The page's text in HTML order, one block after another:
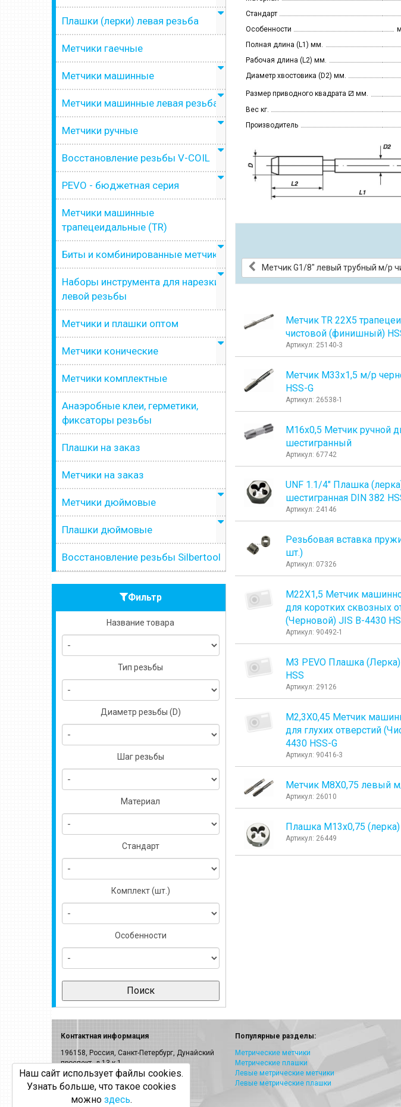
Плашки (лерки) левая резьба
Метчики гаечные
Метчики машинные
Метчики машинные левая резьба
Метчики ручные
Восстановление резьбы V-COIL
PEVO - бюджетная серия
Метчики машинные
трапецеидальные (TR)
Биты и комбинированные метчики
Наборы инструмента для нарезки
левой резьбы
Метчики и плашки оптом
Метчики конические
Метчики комплектные
Анаэробные клеи, герметики,
фиксаторы резьбы
Плашки на заказ
Метчики на заказ
Метчики дюймовые
Плашки дюймовые
Восстановление резьбы Silbertool
Фильтр
Название товара
Тип резьбы
Диаметр резьбы (D)
Шаг резьбы
Материал
Стандарт
Комплект (шт.)
Особенности
Стандарт
Особенности
Полная длина (L1) мм.
Рабочая длина (L2) мм.
Диаметр хвостовика (D2) мм.
Размер приводного квадрата ⧄мм.
Вес кг.
Производитель
Метчик G1/8" левый трубный м/р
Метчик TR 22Х5
чистовой (финишный)
Артикул: 25140-3
Метчик М33x1,5 м/р
HSS-G
Артикул: 26538-1
М16х0,5 Метчик ручной
шестигранный
Артикул: 67742
UNF 1.1/4" Плашка
шестигранная DIN 382
Артикул: 24146
Резьбовая вставка
шт.)
Артикул: 07326
М22Х1,5 Метчик
для коротких сквозных
(Черновой) JIS B-4430
Артикул: 90492-1
М3 PEVO Плашка (Лерка)
HSS
Артикул: 29126
М2,3Х0,45 Метчик
для глухих отверстий
4430 HSS-G
Артикул: 90416-3
Метчик М8Х0,75 левый
Артикул: 26010
Плашка М13x0,75 (лерка)
Артикул: 26449
Контактная информация
196158, Россия, Санкт-Петербург, Дунайский
проспект, д.13 к.1
E-mail:info@volkel.ru
Санкт-Петербург:
Москва: +7(499)703-23-53
Популярные разделы:
Метрические метчики
Метрические плашки
Левые метрические метчики
Левые метрические плашки
Наш сайт использует файлы cookies.
Узнать больше, что такое cookies
можно здесь.